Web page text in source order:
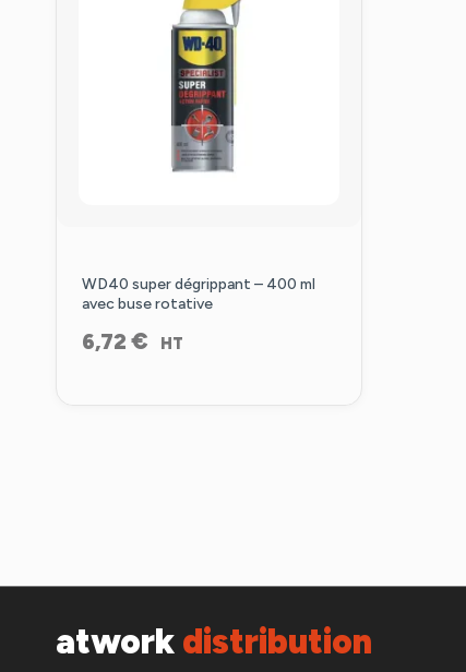
WD40 super dégrippant – 400 ml
avec buse rotative
6,72 € HT
atwork distribution